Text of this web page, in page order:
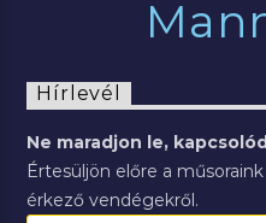
Hírlevél
Ne maradjon le,
Értesüljön előre a
érkező vendégekről.